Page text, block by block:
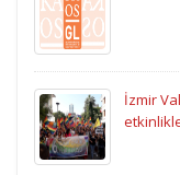
İzmir